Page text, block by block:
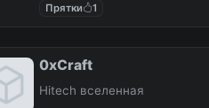
Прятки
1
0xCraft
Hitech вселенная